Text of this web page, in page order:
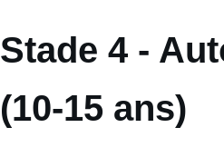
Stade 4 -
(10-15 ans)